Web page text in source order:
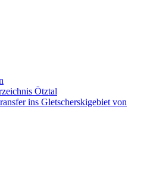
Ötztal
ins Gletscherskigebiet von